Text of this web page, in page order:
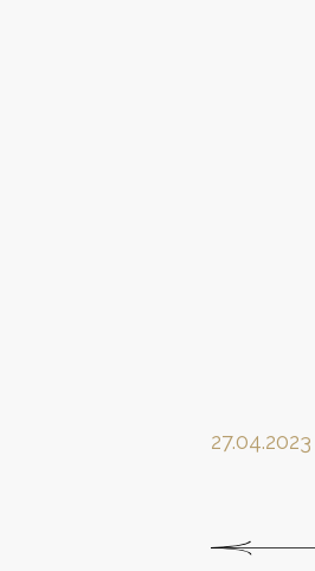
27.04.2023